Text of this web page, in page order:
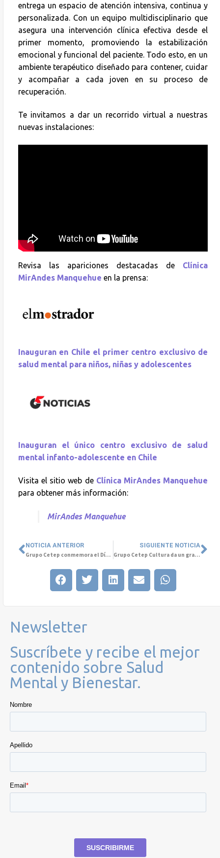
entrega un espacio de atención intensiva, continua y
personalizada. Con un equipo multidisciplinario que
asegura una intervención clínica efectiva desde el
primer momento, promoviendo la estabilización
emocional y funcional del paciente. Todo esto, en un
ambiente terapéutico diseñado para contener, cuidar
y acompañar a cada joven en su proceso de
recuperación.
Te invitamos a dar un recorrido virtual a nuestras
nuevas instalaciones:
Revisa las apariciones destacadas de Clínica
MirAndes Manquehue en la prensa:
Inauguran en Chile el primer centro exclusivo de
salud mental para niños, niñas y adolescentes
Inauguran el único centro exclusivo de salud
mental infanto-adolescente en Chile
Visita el sitio web de Clínica MirAndes Manquehue
para obtener más información:
MirAndes Manquehue
NOTICIA ANTERIOR
Grupo Cetep conmemora el Día Mundial de la Salud con exposición internacional en la Universidad San Sebastián
SIGUIENTE NOTICIA
Grupo Cetep Cultura da un gran paso en nuestro camino hacia Colombia
Newsletter
Suscríbete y recibe el mejor
contenido sobre Salud
Mental y Bienestar.